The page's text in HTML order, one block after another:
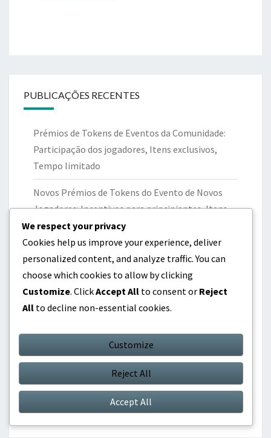
PUBLICAÇÕES RECENTES
Prémios de Tokens de Eventos da Comunidade:
Participação dos jogadores, Itens exclusivos,
Tempo limitado
Novos Prémios de Tokens do Evento de Novos
Jogadores: Incentivos para principiantes, Itens
exclusivos, Aumentos de jogabilidade
Prémios de Token de Evento de Colaboração:
Bónus de Recarregamento de Evento: Eventos
Prémios de Tokens de Evento Sazonal: Temas
festivos, Recompensas únicas, Disponibilidade
We respect your privacy
Cookies help us improve your experience, deliver
personalized content, and analyze traffic. You can
choose which cookies to allow by clicking
Customize. ClickAccept All to consent or Reject
All to decline non-essential cookies.
Customize
Reject All
Accept All